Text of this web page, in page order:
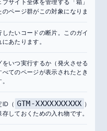
ブサイト全体を管理する「箱」。
のページ群がこの対象になります。
したいコードの断片。このガイドで
にあたります。
をいつ実行するか（発火させるか）
べてのページが表示されたとき」と
ID（ GTM-XXXXXXXXXX ）のよ
存しておくための入れ物です。